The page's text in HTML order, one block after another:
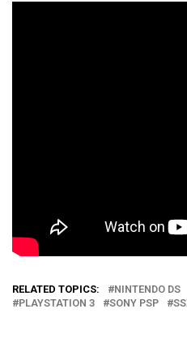
RELATED TOPICS: NINTENDO DS
PLAYSTATION 3
SONY PSP